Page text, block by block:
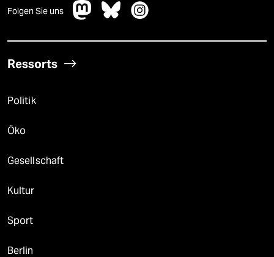
Folgen Sie uns
Ressorts
Politik
Öko
Gesellschaft
Kultur
Sport
Berlin